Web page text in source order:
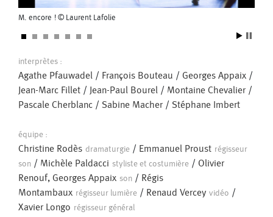
M. encore ! © Laurent Lafolie
interprètes :
Agathe Pfauwadel / François Bouteau / Georges Appaix /
Jean-Marc Fillet / Jean-Paul Bourel / Montaine Chevalier /
Pascale Cherblanc / Sabine Macher / Stéphane Imbert
équipe :
Christine Rodès dramaturgie / Emmanuel Proust régisseur
son / Michèle Paldacci styliste et costumière / Olivier
Renouf, Georges Appaix son / Régis
Montambaux régisseur lumière / Renaud Vercey vidéo /
Xavier Longo régisseur général
Le temps n’attend pas
documentaire sur la compagnie La Liseuse et Georges Appaix –
Télésonne – 52 minutes
2008
Sire Ennemi Dinette
Cornu
Création pour l’espace public dans le cadre des commandes de Lieux
Publics : Sirènes et midi net
Dodeca ... ou presque